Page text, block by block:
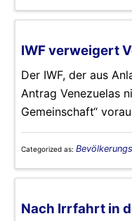
IWF verweigert
Der IWF, der aus
Antrag Venezuelas
Gemeinschaft“
Categorized as:
Nach Irrfahrt in